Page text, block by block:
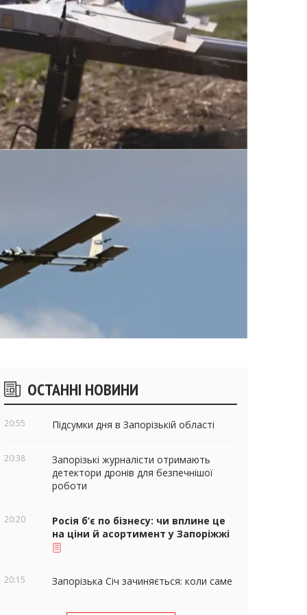
Бічні
віджети
ОСТАННІ НОВИНИ
20:55 Підсумки дня в Запорізькій області
20:38
Запорізькі журналісти отримають
детектори дронів для безпечнішої
роботи
20:20
Росія б’є по бізнесу: чи вплине це
на ціни й асортимент у Запоріжжі
20:15 Запорізька Січ зачиняється: коли саме